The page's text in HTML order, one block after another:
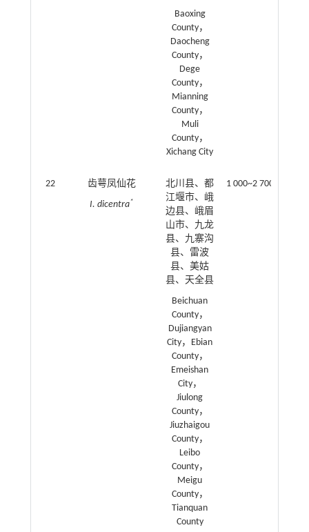
Baoxing
County，
Daocheng
County，
Dege
County，
Mianning
County，
Muli
County，
Xichang City
22
齿萼凤仙花
I. dicentra*
北川县、都
江堰市、峨
边县、峨眉
山市、九龙
县、九寨沟
县、雷波
县、美姑
县、天全县
Beichuan
County，
Dujiangyan
City，Ebian
County，
Emeishan
City，
Jiulong
County，
Jiuzhaigou
County，
Leibo
County，
Meigu
County，
Tianquan
County
1 000~2 700